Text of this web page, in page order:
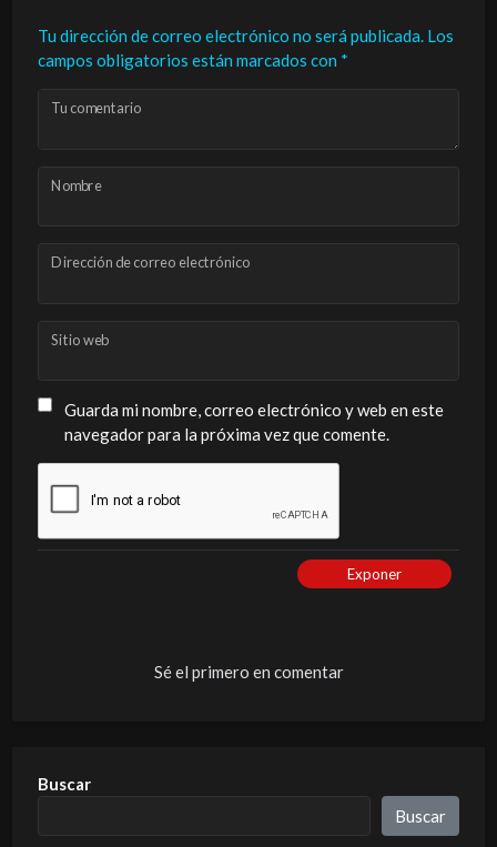
Tu dirección de correo electrónico no será publicada. Los
campos obligatorios están marcados con *
Tu comentario
Nombre
Dirección de correo electrónico
Sitio web
Guarda mi nombre, correo electrónico y web en este
navegador para la próxima vez que comente.
Exponer
Sé el primero en comentar
Buscar
Buscar